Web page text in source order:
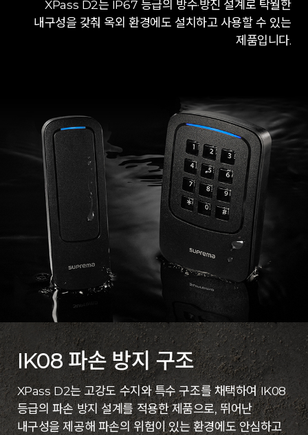
XPass D2는 IP67 등급의 방수·방진 설계로 탁월한
내구성을 갖춰 옥외 환경에도 설치하고 사용할 수 있는
제품입니다.
IK08 파손 방지 구조
XPass D2는 고강도 수지와 특수 구조를 채택하여 IK08
등급의 파손 방지 설계를 적용한 제품으로, 뛰어난
내구성을 제공해 파손의 위험이 있는 환경에도 안심하고